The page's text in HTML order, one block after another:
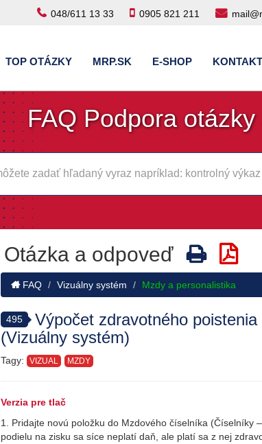
048/611 13 33 0905 821 211
TOP OTÁZKY MRP.SK E-SHOP
FAQ Podpora
Otázka a odpoveď
FAQ Vizuálny systém Mzdy a personalistika
495
Výpočet zdravotného
(Vizuálny systém)
Tagy: VIZUAL MZDY
Verzia pre tlač
1. Pridajte novú položku do Mzdového číselníka
podielu na zisku sa síce neplatí daň, ale platí sa z nej